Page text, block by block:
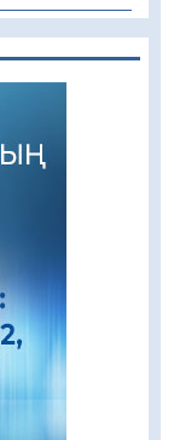
айғағы
жұмыстары